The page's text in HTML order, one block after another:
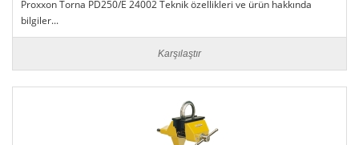
Proxxon Torna PD250/E 24002 Teknik özellikleri ve ürün hakkında
bilgiler...
Karşılaştır